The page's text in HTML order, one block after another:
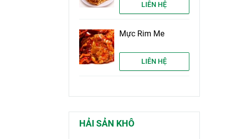
LIÊN HỆ
Mực Rim Me
LIÊN HỆ
HẢI SẢN KHÔ